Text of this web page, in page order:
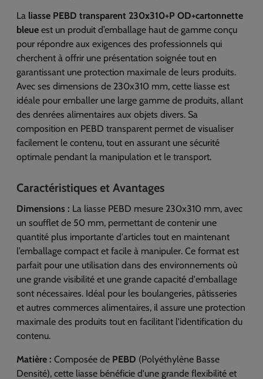
La liasse PEBD transparent 230x310+P OD+cartonnette
bleue est un produit d’emballage haut de gamme conçu
pour répondre aux exigences des professionnels qui
cherchent à offrir une présentation soignée tout en
garantissant une protection maximale de leurs produits.
Avec ses dimensions de 230x310 mm, cette liasse est
idéale pour emballer une large gamme de produits, allant
des denrées alimentaires aux objets divers. Sa
composition en PEBD transparent permet de visualiser
facilement le contenu, tout en assurant une sécurité
optimale pendant la manipulation et le transport.
Caractéristiques et Avantages
Dimensions : La liasse PEBD mesure 230x310 mm, avec
un soufflet de 50 mm, permettant de contenir une
quantité plus importante d'articles tout en maintenant
l’emballage compact et facile à manipuler. Ce format est
parfait pour une utilisation dans des environnements où
une grande visibilité et une grande capacité d'emballage
sont nécessaires. Idéal pour les boulangeries, pâtisseries
et autres commerces alimentaires, il assure une protection
maximale des produits tout en facilitant l'identification du
contenu.
Matière : Composée de PEBD (Polyéthylène Basse
Densité), cette liasse bénéficie d'une grande flexibilité et